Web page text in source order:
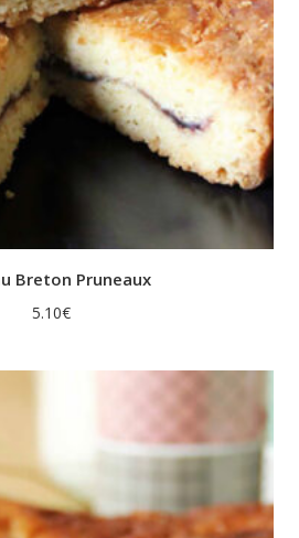
Breton Pruneaux
5.10€